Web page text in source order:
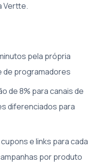
Vertte.
pela própria
de programadores
de 8% para canais de
diferenciados para
e links para cada
por produto